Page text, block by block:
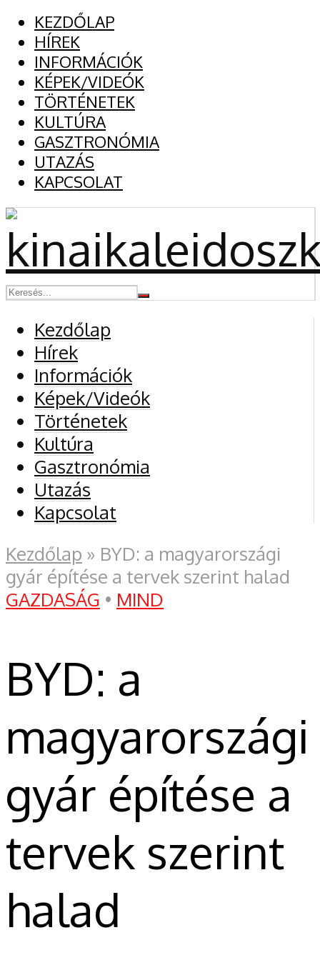
KEZDŐLAP
HÍREK
INFORMÁCIÓK
KÉPEK/VIDEÓK
TÖRTÉNETEK
KULTÚRA
GASZTRONÓMIA
UTAZÁS
KAPCSOLAT
Kezdőlap
Hírek
Információk
Képek/Videók
Történetek
Kultúra
Gasztronómia
Utazás
Kapcsolat
Kezdőlap » BYD: a magyarországi
gyár építése a tervek szerint halad
GAZDASÁG • MIND
BYD: a
magyarországi
gyár építése a
tervek szerint
halad